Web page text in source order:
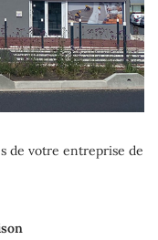
de votre entreprise de